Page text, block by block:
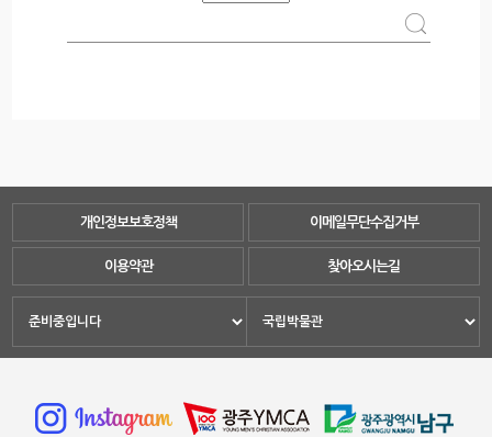
개인정보보호정책 이메일무단수집거부
이용약관 찾아오시는길